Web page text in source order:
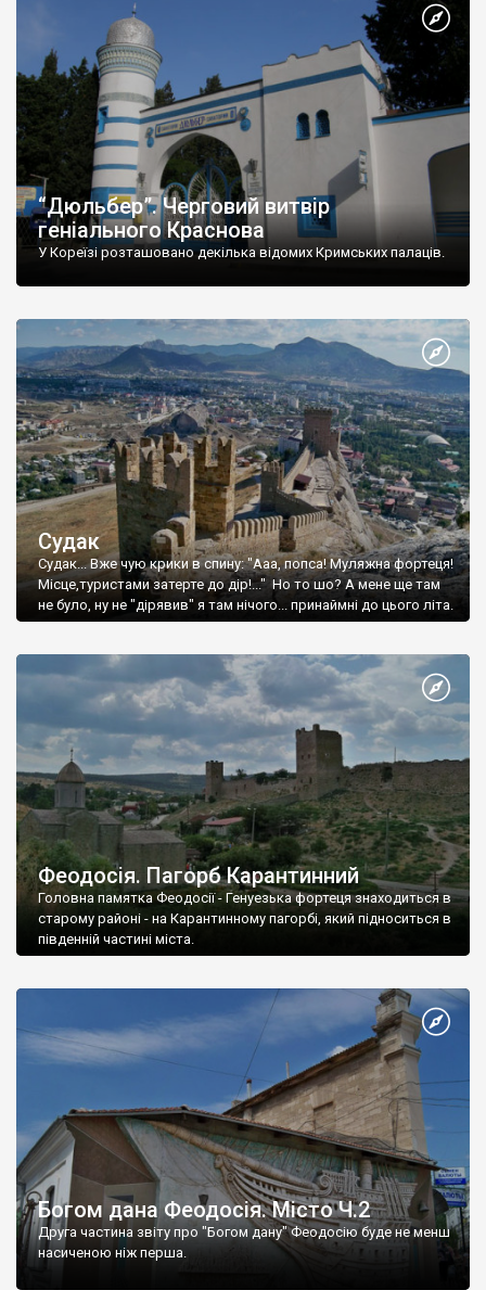
“Дюльбер”. Черговий витвір
геніального Краснова
У Кореїзі розташовано декілька відомих Кримських палаців.
Судак
Судак... Вже чую крики в спину: "Ааа, попса! Муляжна фортеця!
Місце,туристами затерте до дір!..." Но то шо? А мене ще там
не було, ну не "дірявив" я там нічого... принаймні до цього літа.
Феодосія. Пагорб Карантинний
Головна памятка Феодосії - Генуезька фортеця знаходиться в
старому районі - на Карантинному пагорбі, який підноситься в
південній частині міста.
Богом дана Феодосія. Місто Ч.2
Друга частина звіту про "Богом дану" Феодосію буде не менш
насиченою ніж перша.